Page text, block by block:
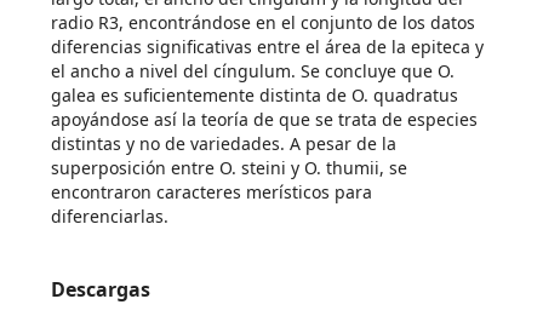
radio R3, encontrándose en el conjunto de los datos
diferencias significativas entre el área de la epiteca y
el ancho a nivel del cíngulum. Se concluye que O.
galea es suficientemente distinta de O. quadratus
apoyándose así la teoría de que se trata de especies
distintas y no de variedades. A pesar de la
superposición entre O. steini y O. thumii, se
encontraron caracteres merísticos para
diferenciarlas.
Descargas